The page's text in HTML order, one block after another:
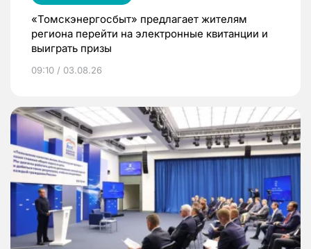
«Томскэнергосбыт» предлагает жителям
региона перейти на электронные квитанции и
выиграть призы
09:10 / 03.08.26